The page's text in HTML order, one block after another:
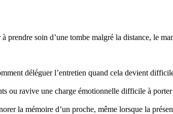
prendre soin d’une tombe malgré la distance, le
déléguer l’entretien quand cela devient
ou ravive une charge émotionnelle difficile à porter
la mémoire d’un proche, même lorsque la